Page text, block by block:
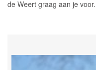
de Weert graag aan je voor.